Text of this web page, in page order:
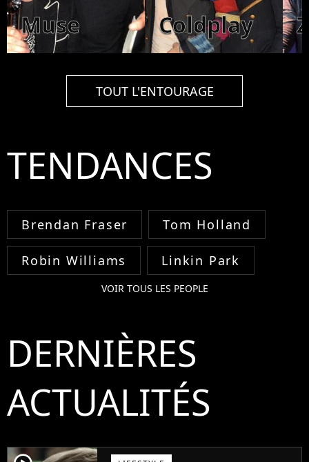
Muse Coldplay
TOUT L'ENTOURAGE
TENDANCES
Brendan Fraser Tom Holland
Robin Williams Linkin Park
VOIR TOUS LES PEOPLE
DERNIÈRES
ACTUALITÉS